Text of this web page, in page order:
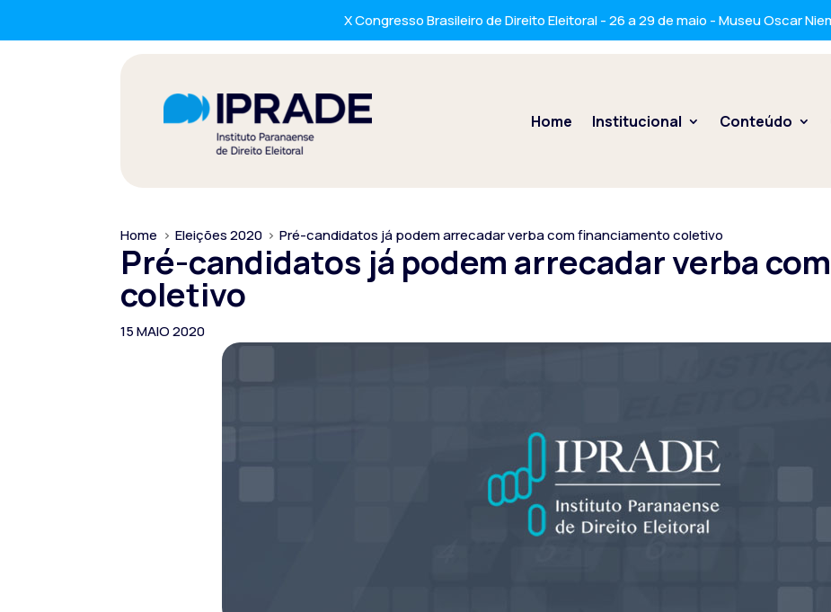
X Congresso Brasileiro de Direito Eleitoral - 26 a 29 de maio - Museu Oscar
Home Institucional Conteúdo
Home > Eleições 2020 > Pré-candidatos já podem arrecadar verba com financiamento coletivo
Pré-candidatos já podem arrecadar verba
coletivo
15 MAIO 2020